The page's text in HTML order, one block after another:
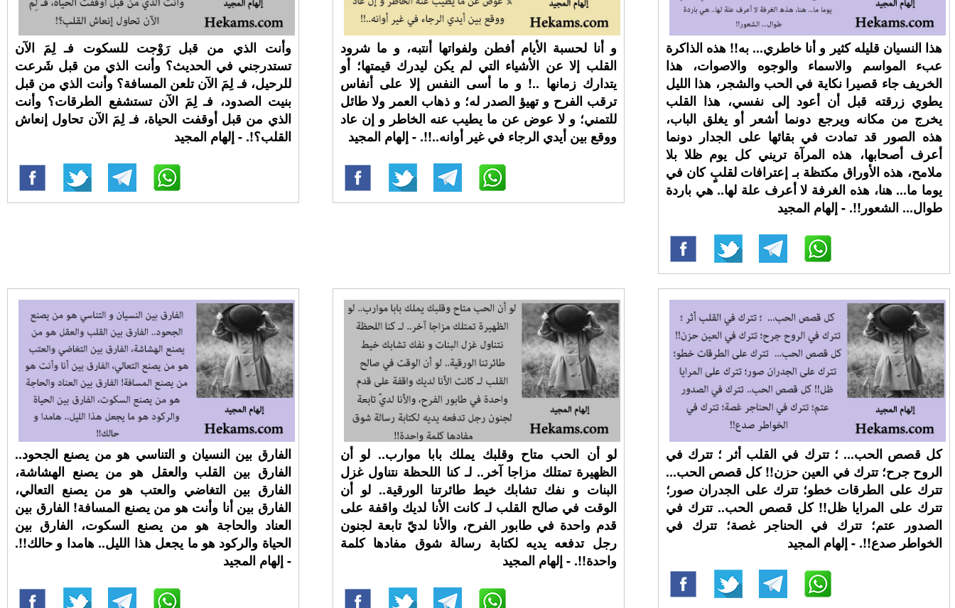
وأنت الذي من قبل رَوْجت للسكوت فـ لِمَ الآن
تستدرجني في الحديث؟ وأنت الذي من قبل شَرعت
للرحيل، فـ لِمَ الآن تلعن المسافة؟ وأنت الذي من قبل
بنيت الصدود، فـ لِمَ الآن تستشفع الطرقات؟ وأنت
الذي من قبل أوقفت الحياة، فـ لِمَ الآن تحاول إنعاش
القلب؟!. - إلهام المجيد
و أنا لحسبة الأيام أفطن ولفواتها أنتبه، و ما شرود
القلب إلا عن الأشياء التي لم يكن ليدرك قيمتها؛ أو
يتدارك زمانها ..! و ما أسى النفس إلا على أنفاس
ترقب الفرح و تهيؤ الصدر له؛ و ذهاب العمر ولا طائل
للتمني؛ و لا عوض عن ما يطيب عنه الخاطر و إن عاد
ووقع بين أيدي الرجاء في غير أوانه..!!. - إلهام المجيد
هذا النسيان قليله كثير و أنا خاطري... به!! هذه الذاكرة
عبء المواسم والاسماء والوجوه والاصوات، هذا
الخريف جاء قصيرا نكاية في الحب والشجر، هذا الليل
يطوي زرقته قبل أن أعود إلى نفسي، هذا القلب
يخرج من مكانه ويرجع دونما أشعر أو يغلق الباب،
هذه الصور قد تمادت في بقائها على الجدار دونما
أعرف أصحابها، هذه المرآة تريني كل يوم ظلا بلا
ملامح، هذه الأوراق مكتظة بـ إعترافات لقلبٍ كان في
يوما ما... هنا، هذه الغرفة لا أعرف علة لها.. هي باردة
طوال... الشعور!!. - إلهام المجيد
الفارق بين النسيان و التناسي هو من يصنع الجحود..
الفارق بين القلب والعقل هو من يصنع الهشاشة،
الفارق بين التغاضي والعتب هو من يصنع التعالي،
الفارق بين أنا وأنت هو من يصنع المسافة! الفارق بين
العناد والحاجة هو من يصنع السكوت، الفارق بين
الحياة والركود هو ما يجعل هذا الليل.. هامدا و حالك!!.
- إلهام المجيد
لو أن الحب متاح وقلبك يملك بابا موارب.. لو أن
الظهيرة تمتلك مزاجا آخر.. لـ كنا اللحظة نتناول غزل
البنات و نفك تشابك خيط طائرتنا الورقية.. لو أن
الوقت في صالح القلب لـ كانت الأنا لديك واقفة على
قدم واحدة في طابور الفرح، والأنا لديّ تابعة لجنون
رجل تدفعه يديه لكتابة رسالة شوق مفادها كلمة
واحدة!!. - إلهام المجيد
كل قصص الحب... ؛ تترك في القلب أثر ؛ تترك في
الروح جرح؛ تترك في العين حزن!! كل قصص الحب...
تترك على الطرقات خطو؛ تترك على الجدران صور؛
تترك على المرايا ظل!! كل قصص الحب.. تترك في
الصدور عتم؛ تترك في الحناجر غصة؛ تترك في
الخواطر صدع!!. - إلهام المجيد